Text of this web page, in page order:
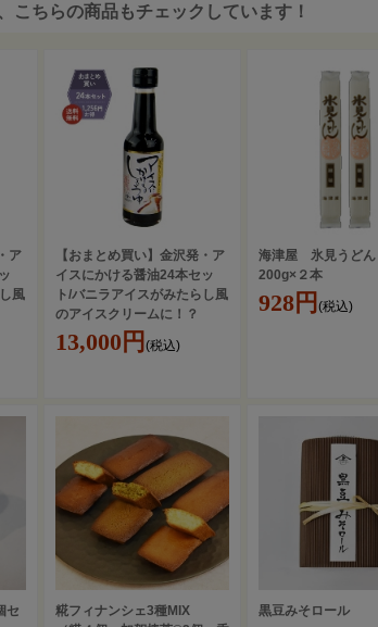
こちらの商品もチェックしています！
ア
風
【おまとめ買い】金沢発・ア
イスにかける醤油24本セッ
ト/バニラアイスがみたらし風
のアイスクリームに！？
13,000円 (税込)
海津屋 氷見うど
200g×２本
928円 (税込)
セ
糀フィナンシェ3種MIX
黒豆みそロール